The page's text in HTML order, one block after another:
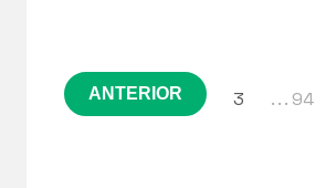
ANTERIOR 3 . . . 94